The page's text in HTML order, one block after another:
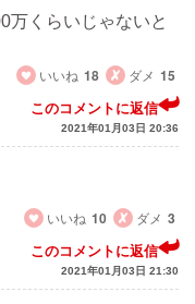
万くらいじゃないと
いいね 18 ダメ 15
このコメントに返信
2021年01月03日 20:36
いいね 10 ダメ 3
このコメントに返信
2021年01月03日 21:30